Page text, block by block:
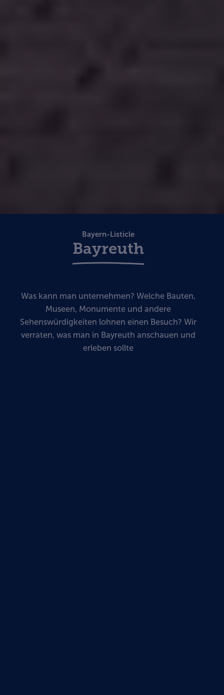
Bayern-Listicle
Bayreuth
Was kann man unternehmen? Welche Bauten,
Museen, Monumente und andere
Sehenswürdigkeiten lohnen einen Besuch? Wir
verraten, was man in Bayreuth anschauen und
erleben sollte